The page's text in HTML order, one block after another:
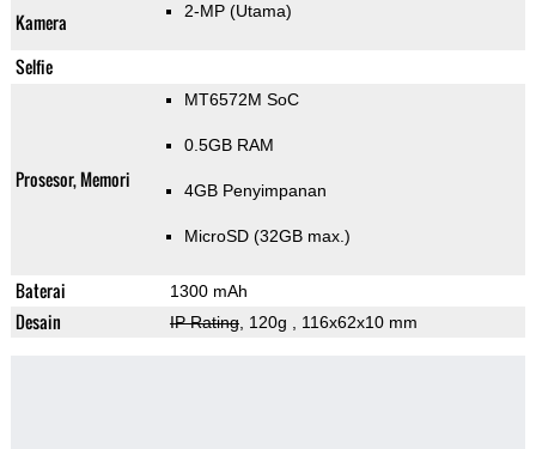
Kamera 2-MP (Utama)
Selfie
Prosesor, Memori
MT6572M SoC
0.5GB RAM
4GB Penyimpanan
MicroSD (32GB max.)
Baterai 1300 mAh
Desain IP Rating, 120g , 116x62x10 mm